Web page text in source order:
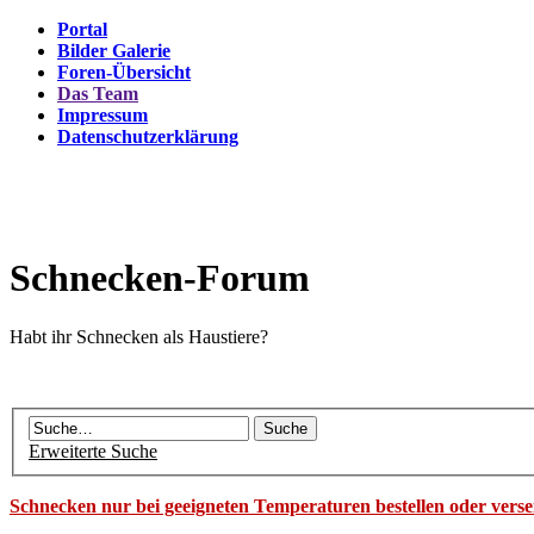
Portal
Bilder Galerie
Foren-Übersicht
Das Team
Impressum
Datenschutzerklärung
Schnecken-Forum
Habt ihr Schnecken als Haustiere?
Erweiterte Suche
Schnecken nur bei geeigneten Temperaturen bestellen oder